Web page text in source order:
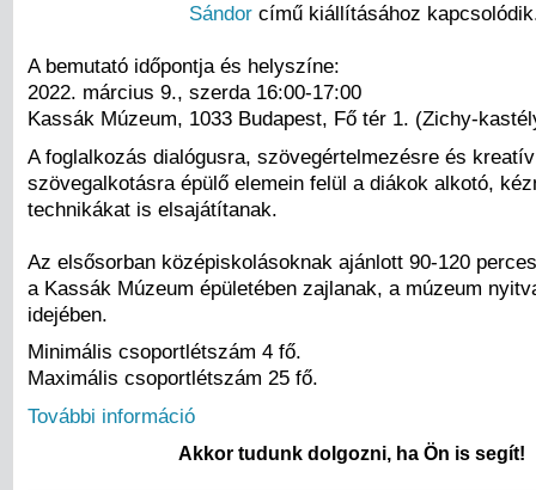
Sándor című kiállításához
A bemutató időpontja és helyszíne:
2022. március 9., szerda 16:00-17:00
Kassák Múzeum, 1033 Budapest, Fő tér 1. (Zichy-
A foglalkozás dialógusra, szövegértelmezésre és kreatív
szövegalkotásra épülő elemein felül a diákok alkotó,
technikákat is elsajátítanak.
Az elsősorban középiskolásoknak ajánlott 90-120
a Kassák Múzeum épületében zajlanak, a múzeum
idejében.
Minimális csoportlétszám 4 fő.
Maximális csoportlétszám 25 fő.
További információ
Akkor tudunk dolgozni, ha Ön is segít!